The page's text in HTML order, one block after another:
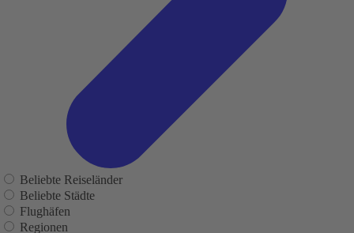
Beliebte Reiseländer
Beliebte Städte
Flughäfen
Regionen